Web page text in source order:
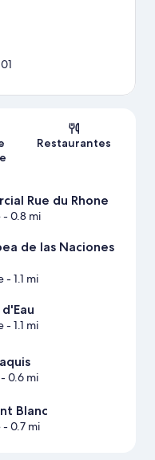
del mapa
Restaurantes
Rue du Rhone
- 0.8 mi
de las Naciones
- 1.1 mi
- 1.1 mi
0.6 mi
Blanc
- 0.7 mi